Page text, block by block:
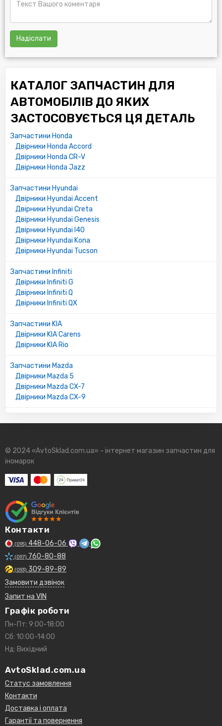
Надіслати
КАТАЛОГ ЗАПЧАСТИН ДЛЯ
АВТОМОБІЛІВ ДО ЯКИХ
ЗАСТОСОВУЄТЬСЯ ЦЯ ДЕТАЛЬ
Запчастини Honda
Двірники Honda Accord
Двірники Honda CR-V
Двірники Honda Jazz
Запчастини Hyundai
Двірники Hyundai Accent
Двірники Hyundai Creta
Двірники Hyundai Genesis
Двірники Hyundai I40
Двірники Hyundai Kona
Двірники Hyundai Tucson
Запчастини Infiniti
Двірники Infiniti G
Двірники Infiniti Q
Двірники Infiniti QX
Запчастини KIA
Двірники KIA Carens
Двірники KIA Rio
Запчастини Mazda
Двірники Mazda 5
Двірники Mazda CX-7
Двірники Mazda CX-9
© 2024 «AvtoSklad.com.ua» - інтернет магазин запчастин для
іномарок
Контакти
(095) 448-06-06
(097) 760-80-88
(093) 309-89-89
Замовити дзвінок
Запит на VIN
Графік роботи
Пн-Пт: 9:00-18:00
Сб: 10:00-14:00
Нд: Вихідний
AvtoSklad.com.ua
Статус замовлення
Контакти
Доставка і оплата
Гарантії та повернення